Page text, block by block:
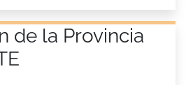
de la Provincia